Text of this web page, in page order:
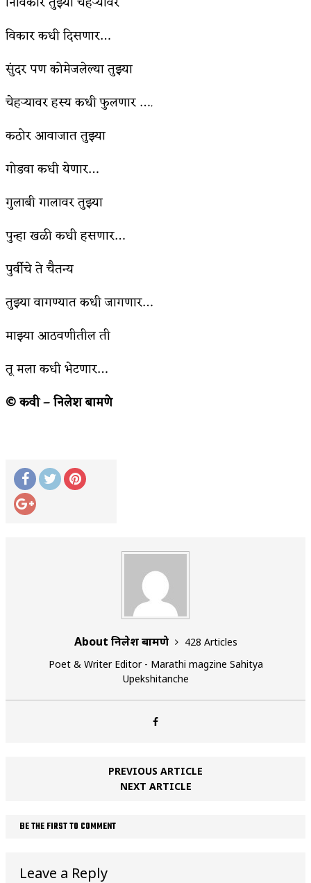
काळजाचे प्रेत
चमकदार चांदी
आदिवासींचा डॉक्टर, समाजसेवेचा ध्यास : डॉ. राहुल
अष्टपैलू : खंडू रांगणेकर
अपूर्ण कथा
विकार कधी दिसणार…
सुंदर पण कोमेजलेल्या तुझ्या
चेहर्‍यावर हस्य कधी फुलणार ….
कठोर आवाजात तुझ्या
गोडवा कधी येणार…
गुलाबी गालावर तुझ्या
पुन्हा खळी कधी हसणार…
पुर्वीचे ते चैतन्य
तुझ्या वागण्यात कधी जागणार…
माझ्या आठवणीतील ती
तू मला कधी भेटणार…
© कवी – निलेश बामणे
About निलेश बामणे
428 Articles
Poet & Writer Editor - Marathi magzine Sahitya
Upekshitanche
PREVIOUS ARTICLE
NEXT ARTICLE
BE THE FIRST TO COMMENT
Leave a Reply